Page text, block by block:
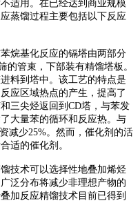
适用。在已经达到商业规模
蒸馏过程主要包括以下反应
烷基化反应的镉塔由两部分
的管束，下部装有精馏塔板。
料到塔中。该工艺的特点是
应区域热点的产生，提高了
三尖烃返回到CD塔，与苯发
大量苯的循环和反应热。与
减少25%。然而，催化剂的活
适的催化剂。
技术可以选择性地叠加烯烃
泛分布将减少非理想产物的
加反应精馏技术目前已得到